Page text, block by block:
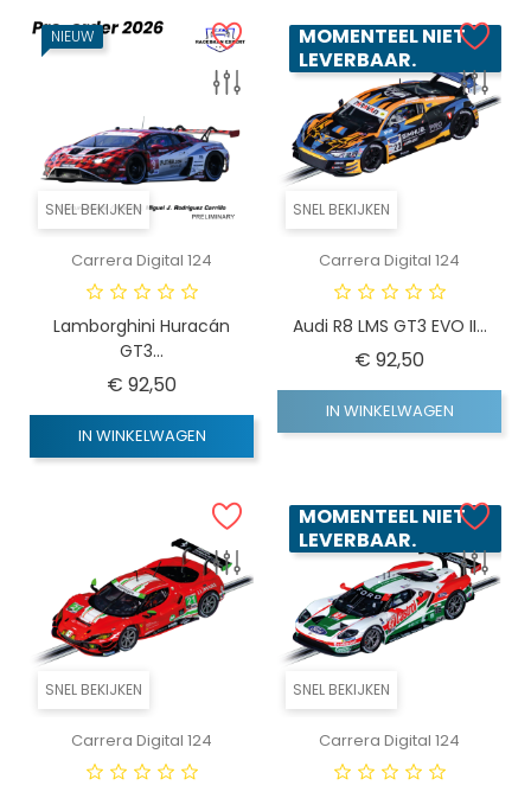
SNEL BEKIJKEN
NIEUW
Carrera Digital 124
Lamborghini Huracán
GT3...
€ 92,50
IN WINKELWAGEN
SNEL BEKIJKEN
MOMENTEEL NIET
LEVERBAAR.
Carrera Digital 124
Audi R8 LMS GT3 EVO II...
€ 92,50
IN WINKELWAGEN
SNEL BEKIJKEN
Carrera Digital 124
SNEL BEKIJKEN
MOMENTEEL NIET
LEVERBAAR.
Carrera Digital 124